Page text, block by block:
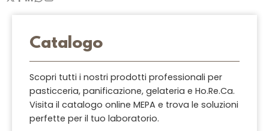
Catalogo
Scopri tutti i nostri prodotti professionali per
pasticceria, panificazione, gelateria e Ho.Re.Ca.
Visita il catalogo online MEPA e trova le soluzioni
perfette per il tuo laboratorio.